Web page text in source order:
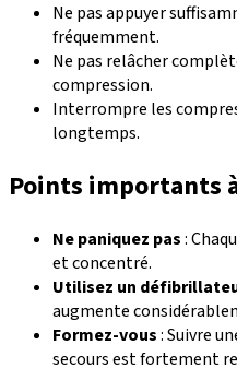
Ne pas appuyer
fréquemment.
Ne pas relâcher
compression.
Interrompre les
longtemps.
Points importants
Ne paniquez pas:
et concentré.
Utilisez un
augmente
Formez-vous: Suivre
secours est fortement